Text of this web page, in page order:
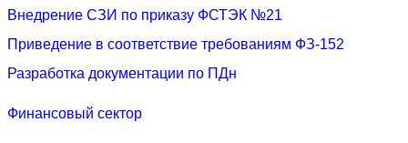
Внедрение СЗИ по приказу ФСТЭК №21
Приведение в соответствие требованиям ФЗ-152
Разработка документации по ПДн
Финансовый сектор